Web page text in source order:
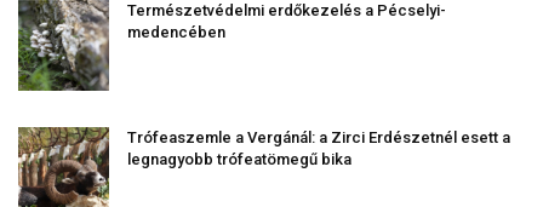
Természetvédelmi erdőkezelés a Pécselyi-
medencében
Trófeaszemle a Vergánál: a Zirci Erdészetnél esett a
legnagyobb trófeatömegű bika